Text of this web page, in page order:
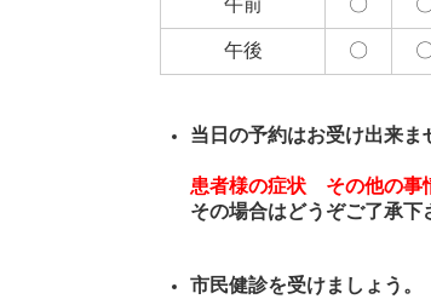
午前 〇
午後 〇
当日の予約はお受け出来ま
患者様の症状 その他の事
その場合はどうぞご了承下
市民健診を受けましょう。